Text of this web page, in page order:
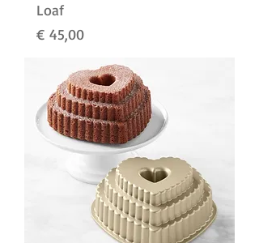
Loaf
Preço
€ 45,00